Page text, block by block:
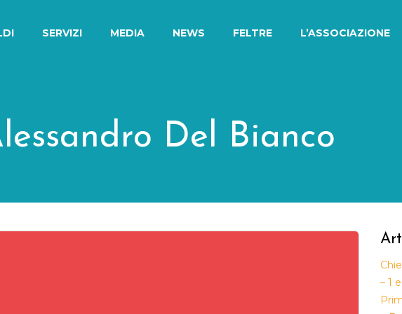
SERVIZI MEDIA NEWS FELTRE L’ASSOCIAZIONE
Del Bianco
– 1